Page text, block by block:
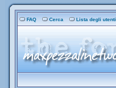
FAQ Cerca Lista degli utenti